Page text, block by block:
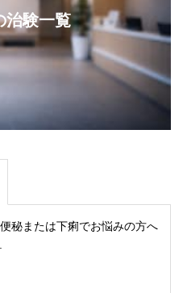
治験一覧
秘または下痢でお悩みの方へ